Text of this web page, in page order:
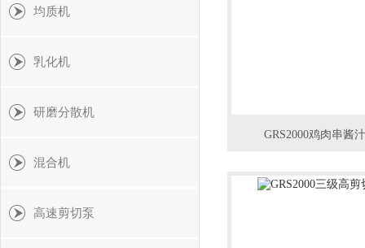
均质机
乳化机
研磨分散机
混合机
高速剪切泵
GRS2000鸡肉串酱